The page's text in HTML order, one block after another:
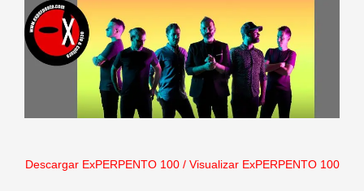
Descargar ExPERPENTO 100/ Visualizar ExPERPENTO 100